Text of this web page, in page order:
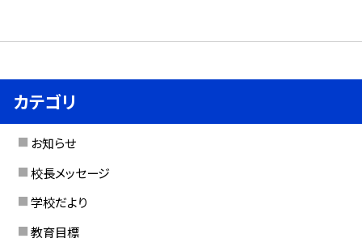
カテゴリ
お知らせ
校長メッセージ
学校だより
教育目標